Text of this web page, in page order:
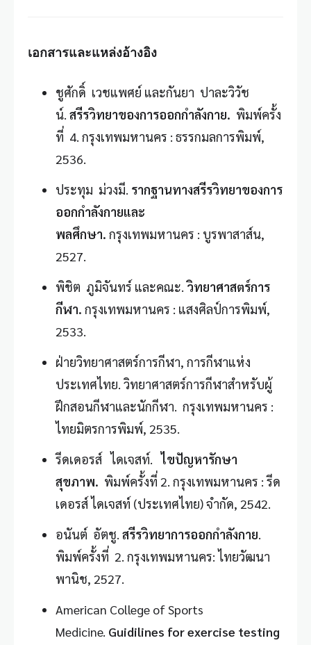
เอกสารและแหล่งอ้างอิง
ชูศักดิ์ เวชแพศย์ และกันยา ปาละวิวัช
น์. สรีรวิทยาของการออกกำลังกาย. พิมพ์ครั้ง
ที่ 4. กรุงเทพมหานคร : ธรรกมลการพิมพ์,
2536.
ประทุม ม่วงมี. รากฐานทางสรีรวิทยาของการ
ออกกำลังกายและ
พลศึกษา. กรุงเทพมหานคร : บูรพาสาส์น,
2527.
พิชิต ภูมิจันทร์ และคณะ.วิทยาศาสตร์การ
กีฬา. กรุงเทพมหานคร : แสงศิลป์การพิมพ์,
2533.
ฝ่ายวิทยาศาสตร์การกีฬา, การกีฬาแห่ง
ประเทศไทย. วิทยาศาสตร์การกีฬาสำหรับผู้
ฝึกสอนกีฬาและนักกีฬา. กรุงเทพมหานคร :
ไทยมิตรการพิมพ์, 2535.
รีดเดอรส์ ไดเจสท์.ไขปัญหารักษา
สุขภาพ. พิมพ์ครั้งที่ 2. กรุงเทพมหานคร : รีด
เดอรส์ ไดเจสท์ (ประเทศไทย) จำกัด, 2542.
อนันต์ อัตชู. สรีรวิทยาการออกกำลังกาย.
พิมพ์ครั้งที่ 2. กรุงเทพมหานคร: ไทยวัฒนา
พานิช, 2527.
American College of Sports
Medicine. Guidilines for exercise testing